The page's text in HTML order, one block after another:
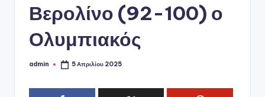
Βερολίνο (92-100) ο
Ολυμπιακός
Συγγραφέας:
admin 5 Απριλίου 2025